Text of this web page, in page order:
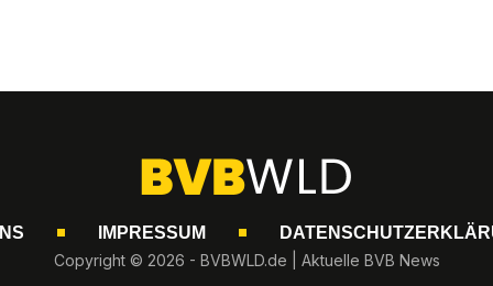
IMPRESSUM
Copyright © 2026 - BVBWLD.de | Aktuelle BVB News